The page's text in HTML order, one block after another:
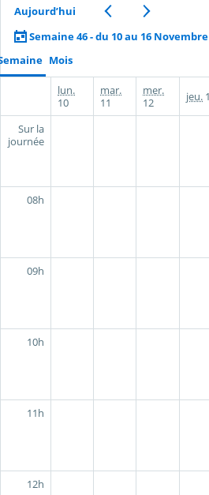
Aujourd’hui
Semaine 46 - du 10 au 16 Novembre
Mois
lun.
10
mar.
11
mer.
12
jeu.
Sur la
journée
08h
09h
10h
11h
12h